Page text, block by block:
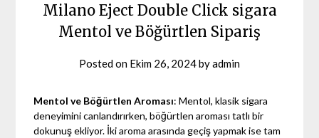
Milano Eject Double Click sigara
Mentol ve Böğürtlen Sipariş
Posted on Ekim 26, 2024byadmin
Mentol ve Böğürtlen Aroması: Mentol, klasik sigara
deneyimini canlandırırken, böğürtlen aroması tatlı bir
dokunuş ekliyor. İki aroma arasında geçiş yapmak ise tam